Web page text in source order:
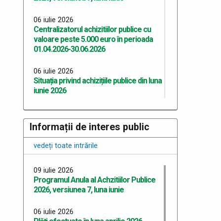
06 iulie 2026
Centralizatorul achizitiilor publice cu
valoare peste 5.000 euro în perioada
01.04.2026-30.06.2026
06 iulie 2026
Situația privind achizițiile publice din luna
iunie 2026
06 iulie 2026
Situația privind achizițiile publice din luna
mai 2026
06 iulie 2026
aprilie 2026
06 iulie 2026
martie 2026
Informații de interes public
vedeți toate intrările
09 iulie 2026
Programul Anula al Achzitiilor Publice
2026, versiunea 7, luna iunie
06 iulie 2026